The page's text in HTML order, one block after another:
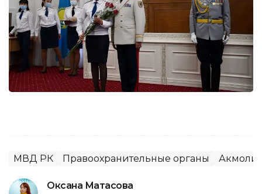
МВД РК Правоохранительные органы
Оксана Матасова